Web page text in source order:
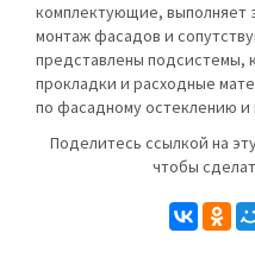
комплектующие, выполняет
монтаж фасадов и
представлены подсистемы,
прокладки и расходные
по фасадному остеклению и
Поделитесь ссылкой на
чтобы